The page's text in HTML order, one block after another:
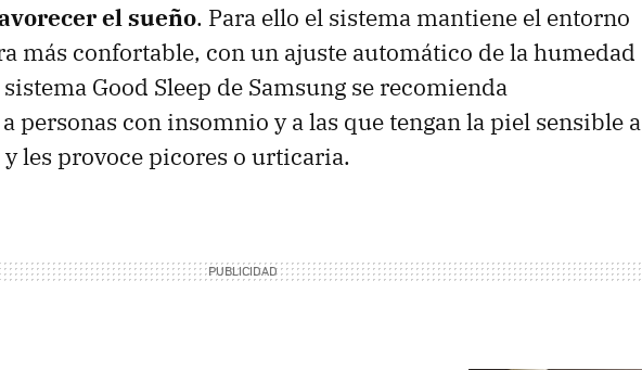
el sueño. Para ello el sistema mantiene el entorno
más confortable, con un ajuste automático de la humedad
Good Sleep de Samsung se recomienda
personas con insomnio y a las que tengan la piel sensible a
les provoce picores o urticaria.